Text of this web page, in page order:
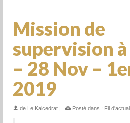
Mission de
supervision à
– 28 Nov –
2019
de Le Kaicedrat | Posté dans : Fil